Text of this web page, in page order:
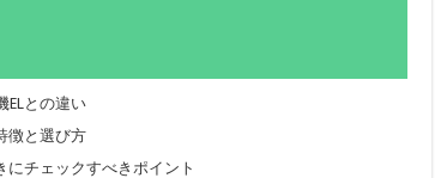
ELとの違い
徴と選び方
チェックすべきポイント